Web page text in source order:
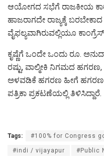
ಆಯೋಗದ ಸಭೆಗೆ ರಾಜಕೀಯ
ಹಾಜರಾಗದೇ ರಾಜ್ಯಕ್ಕೆ
ವೈಫಲ್ಯವಾಗಿರುವಲ್ಲಿಯೂ
ಕೃಷ್ಣೆಗೆ ಒಂದೇ ಒಂದು ರೂ.
ರಷ್ಟು, ವಾಲ್ಮೀಕಿ ನಿಗಮದ
ಅಳವಡಿಕೆ ಹಗರಣ ಹೀಗೆ
ಪತ್ರಿಕಾ ಪ್ರಕಟಣೆಯಲ್ಲಿ ತಿಳಿಸಿದ್ದಾರೆ.
Tags: #100% for Congress
#indi / vijayapur #Public